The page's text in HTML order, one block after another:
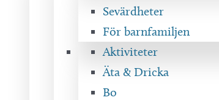
Sevärdheter
För barnfamiljen
Aktiviteter
Äta & Dricka
Bo